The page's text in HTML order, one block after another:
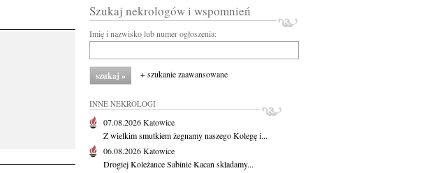
Szukaj nekrologów i wspomnień
Imię i nazwisko lub numer ogłoszenia:
+ szukanie zaawansowane
INNE NEKROLOGI
07.08.2026Katowice
Z wielkim smutkiem żegnamy naszego Kolegę i...
06.08.2026Katowice
Drogiej Koleżance Sabinie Kacan składamy...